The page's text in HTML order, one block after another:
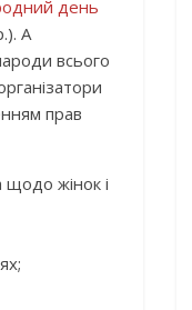
день
А
всього
прав
щодо жінок і